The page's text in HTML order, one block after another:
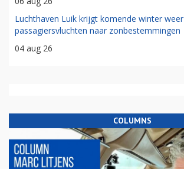
Luchthaven Luik krijgt komende winter weer
passagiersvluchten naar zonbestemmingen
04 aug 26
COLUMNS